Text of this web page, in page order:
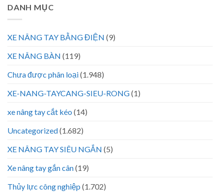
DANH MỤC
XE NÂNG TAY BẰNG ĐIỆN (9)
XE NÂNG BÀN (119)
Chưa được phân loại(1.948)
XE-NANG-TAYCANG-SIEU-RONG(1)
xe nâng tay cắt kéo (14)
Uncategorized(1.682)
XE NÂNG TAY SIÊU NGẮN (5)
Xe nâng tay gắn cân(19)
Thủy lực công nghiệp (1.702)